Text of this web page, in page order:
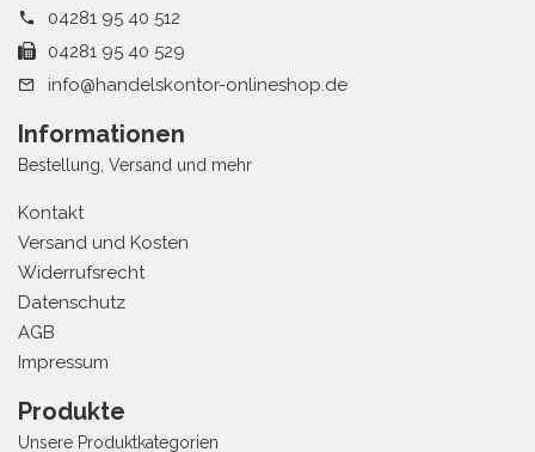
04281 95 40 512
04281 95 40 529
info@handelskontor-onlineshop.de
Informationen
Bestellung, Versand und mehr
Kontakt
Versand und Kosten
Widerrufsrecht
Datenschutz
AGB
Impressum
Produkte
Unsere Produktkategorien